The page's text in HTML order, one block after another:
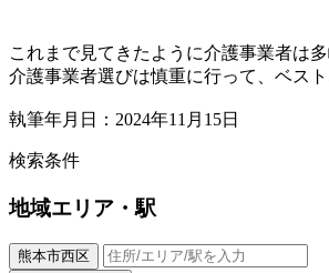
これまで見てきたように介護事業者は
介護事業者選びは慎重に行って、ベス
執筆年月日：2024年11月15日
検索条件
地域エリア・駅
熊本市西区